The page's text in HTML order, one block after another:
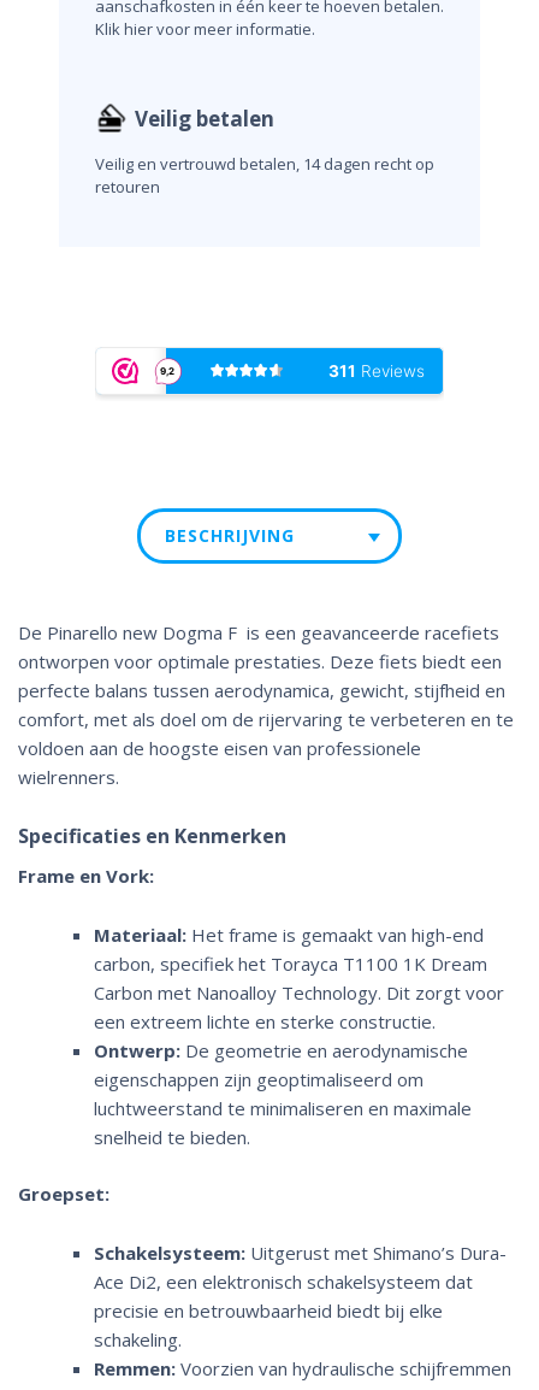
aanschafkosten in één keer te hoeven betalen.
Klik hier voor meer informatie.
Veilig betalen
Veilig en vertrouwd betalen, 14 dagen recht op
retouren
BESCHRIJVING
De Pinarello new Dogma F is een geavanceerde racefiets
ontworpen voor optimale prestaties. Deze fiets biedt een
perfecte balans tussen aerodynamica, gewicht, stijfheid en
comfort, met als doel om de rijervaring te verbeteren en te
voldoen aan de hoogste eisen van professionele
wielrenners.
Specificaties en Kenmerken
Frame en Vork:
Materiaal:Het frame is gemaakt van high-end
carbon, specifiek het Torayca T1100 1K Dream
Carbon met Nanoalloy Technology. Dit zorgt voor
een extreem lichte en sterke constructie.
Ontwerp:De geometrie en aerodynamische
eigenschappen zijn geoptimaliseerd om
luchtweerstand te minimaliseren en maximale
snelheid te bieden.
Groepset:
Schakelsysteem:Uitgerust met Shimano’s Dura-
Ace Di2, een elektronisch schakelsysteem dat
precisie en betrouwbaarheid biedt bij elke
schakeling.
Remmen:Voorzien van hydraulische schijfremmen